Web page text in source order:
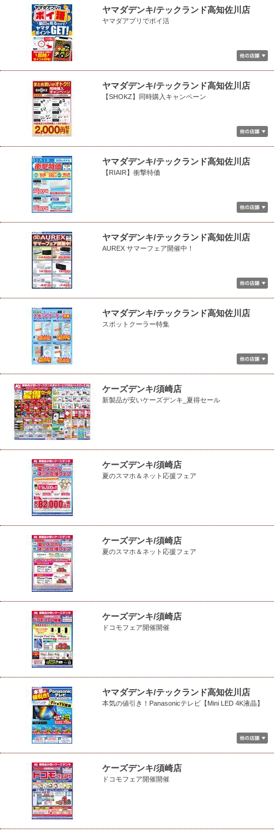
ヤマダデンキ/テックランド高知佐川店
ヤマダアプリでポイ活
ヤマダデンキ/テックランド高知佐川店
【SHOKZ】同時購入キャンペーン
ヤマダデンキ/テックランド高知佐川店
【RIAIR】衝撃特価
ヤマダデンキ/テックランド高知佐川店
AUREX サマーフェア開催中！
ヤマダデンキ/テックランド高知佐川店
スポットクーラー特集
ケーズデンキ/須崎店
新製品が安いケーズデンキ_夏得セール
ケーズデンキ/須崎店
夏のスマホ＆ネット応援フェア
ケーズデンキ/須崎店
夏のスマホ＆ネット応援フェア
ケーズデンキ/須崎店
ドコモフェア開催開催
ヤマダデンキ/テックランド高知佐川店
本気の値引き！Panasonicテレビ【Mini LED 4K液晶】
ケーズデンキ/須崎店
ドコモフェア開催開催